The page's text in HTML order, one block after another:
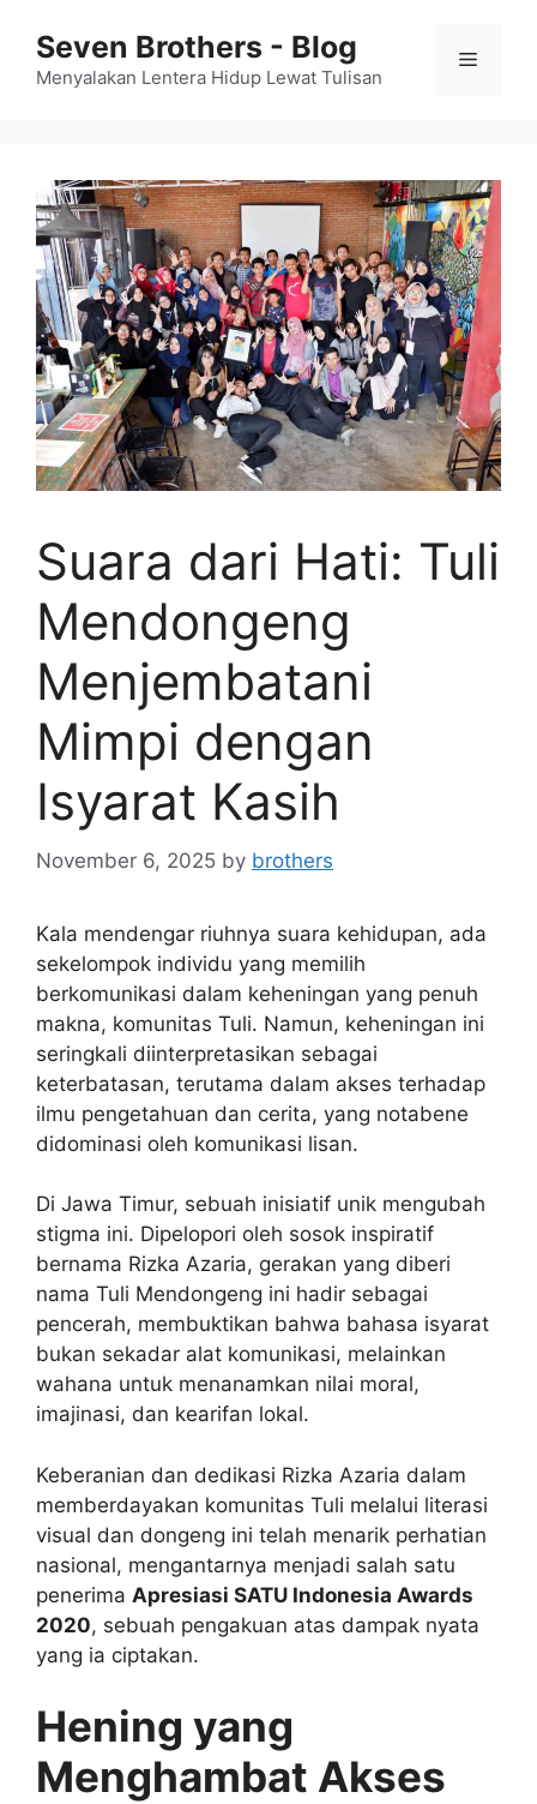
content
Seven Brothers - Blog
Menyalakan Lentera Hidup Lewat Tulisan
Menu
Suara dari Hati: Tuli
Mendongeng
Menjembatani
Mimpi dengan
Isyarat Kasih
November 6, 2025 by brothers
Kala mendengar riuhnya suara kehidupan, ada
sekelompok individu yang memilih
berkomunikasi dalam keheningan yang penuh
makna, komunitas Tuli. Namun, keheningan ini
seringkali diinterpretasikan sebagai
keterbatasan, terutama dalam akses terhadap
ilmu pengetahuan dan cerita, yang notabene
didominasi oleh komunikasi lisan.
Di Jawa Timur, sebuah inisiatif unik mengubah
stigma ini. Dipelopori oleh sosok inspiratif
bernama Rizka Azaria, gerakan yang diberi
nama Tuli Mendongeng ini hadir sebagai
pencerah, membuktikan bahwa bahasa isyarat
bukan sekadar alat komunikasi, melainkan
wahana untuk menanamkan nilai moral,
imajinasi, dan kearifan lokal.
Keberanian dan dedikasi Rizka Azaria dalam
memberdayakan komunitas Tuli melalui literasi
visual dan dongeng ini telah menarik perhatian
nasional, mengantarnya menjadi salah satu
penerima Apresiasi SATU Indonesia Awards
2020, sebuah pengakuan atas dampak nyata
yang ia ciptakan.
Hening yang
Menghambat Akses